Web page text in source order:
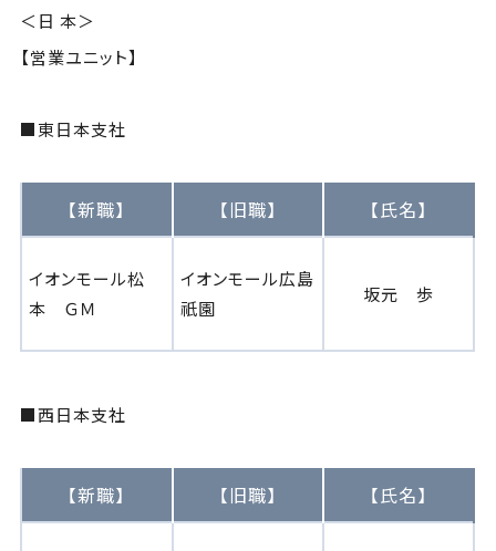
＜日 本＞
【営業ユニット】
■東日本支社
【新職】 【旧職】 【氏名】
イオンモール松
本 ＧＭ
イオンモール広島
祇園
坂元 歩
■西日本支社
【新職】 【旧職】 【氏名】